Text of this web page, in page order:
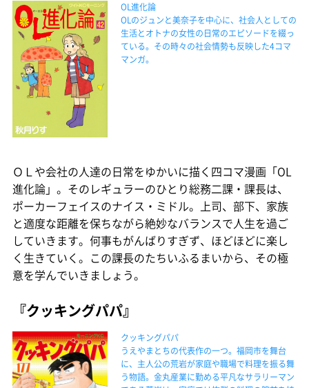
OL進化論
OLのジュンと美奈子を中心に、社会人としての
生活とオトナの女性の日常のエピソードを綴っ
ている。その時々の社会情勢も反映した4コマ
マンガ。
ＯＬや会社の人達の日常をゆかいに描く四コマ漫画「OL
進化論」。そのレギュラーのひとり総務二課・課長は、
ポーカーフェイスのナイス・ミドル。上司、部下、家族
と適度な距離を保ちながら絶妙なバランスで人生を過ご
していきます。何事もがんばりすぎず、ほどほどに楽し
く生きていく。この課長のたちいふるまいから、その極
意を学んでいきましょう。
『クッキングパパ』
クッキングパパ
うえやまとちの代表作の一つ。福岡市を舞台
に、主人公の荒岩が家庭や職場で料理を振る舞
う物語。金丸産業に勤める平凡なサラリーマン